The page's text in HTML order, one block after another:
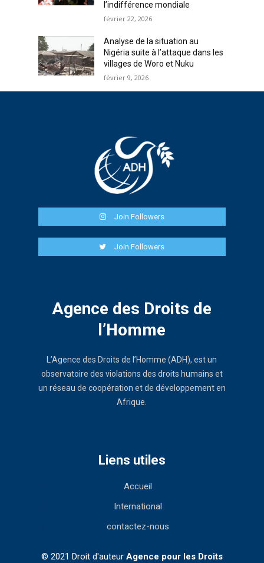
l’indifférence mondiale
février 22, 2026
Analyse de la situation au
Nigéria suite à l’attaque dans les
villages de Woro et Nuku
février 9, 2026
Join Followers
Join Followers
Agence des Droits de
l’Homme
L’Agence des Droits de l’Homme (ADH), est un
observatoire des violations des droits humains et
un réseau de coopération et de développement en
Afrique.
Liens utiles
Accueil
International
contactez-nous
© 2021 Droit d'auteur Agence pour les Droits